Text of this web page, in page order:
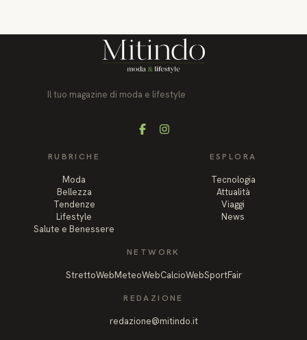
Il tuo magazine di moda e lifestyle
FacebookInstagram
RUBRICHE
Moda
Bellezza
Tendenze
Lifestyle
Salute e Benessere
ESPLORA
Tecnologia
Attualità
Viaggi
News
NETWORK
StrettoWebMeteoWebCalcioWebSportFair
REDAZIONE
redazione@mitindo.it